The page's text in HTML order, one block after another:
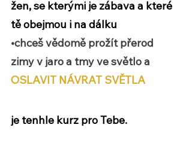
žen, se kterými je zábava a které
tě obejmou i na dálku
•chceš vědomě prožít přerod
zimy v jaro a tmy ve světlo a
OSLAVIT NÁVRAT SVĚTLA
je tenhle kurz pro Tebe.